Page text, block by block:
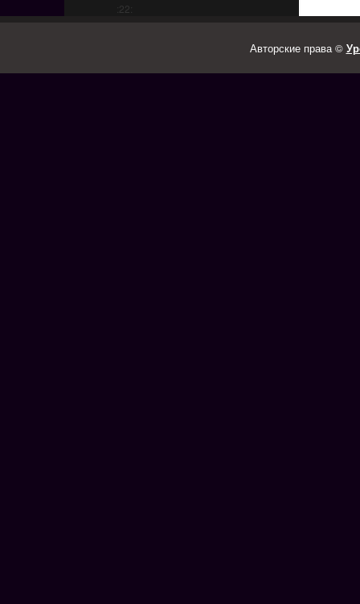
:22:
Авторские права ©